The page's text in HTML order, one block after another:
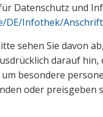
Datenschutz und
DE/Infothek/
sehen Sie davon
darauf
besondere
oder